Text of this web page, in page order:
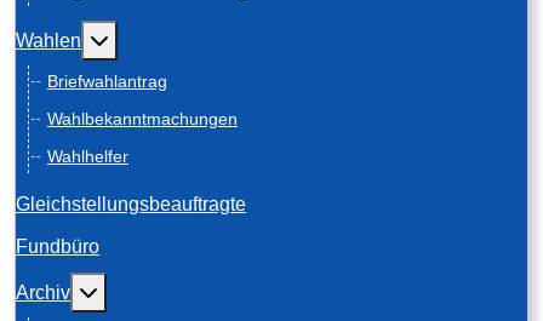
Wahlen Weitere Informationen: Wahlen
Briefwahlantrag
Wahlbekanntmachungen
Wahlhelfer
Gleichstellungsbeauftragte
Fundbüro
Archiv Weitere Informationen: Archiv